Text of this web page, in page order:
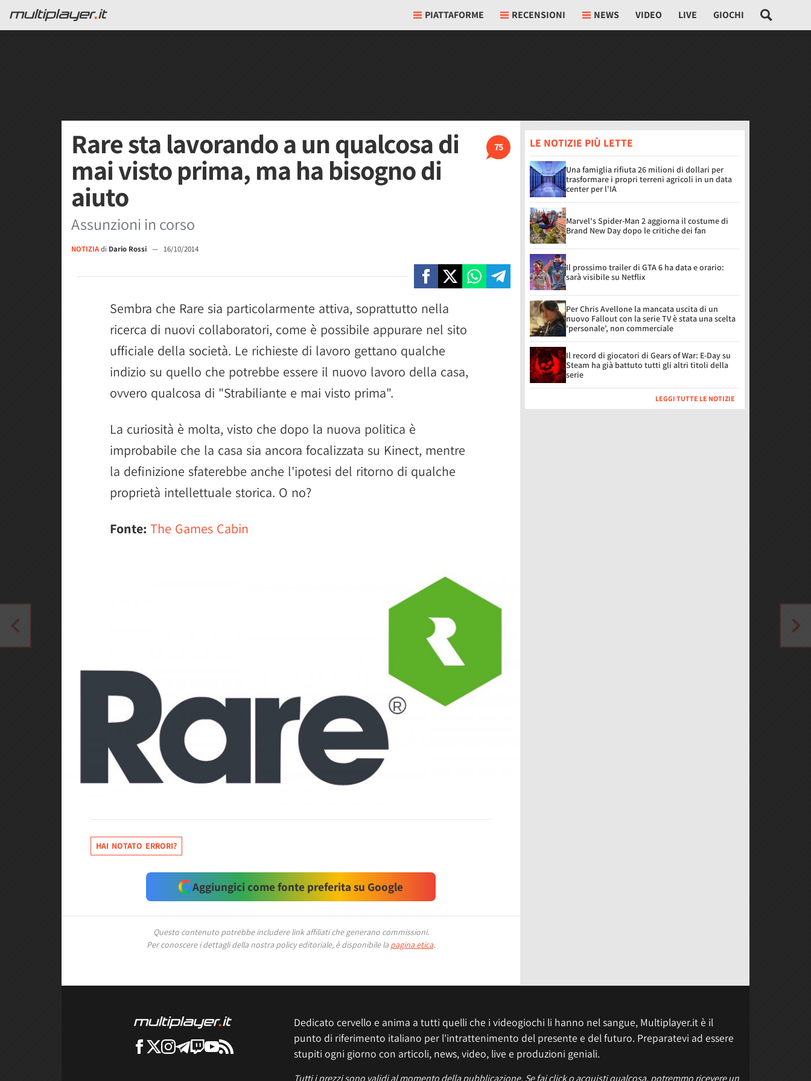
PIATTAFORME RECENSIONI NEWS VIDEO LIVE GIOCHI
75
Rare sta lavorando a un qualcosa di
mai visto prima, ma ha bisogno di
aiuto
Assunzioni in corso
NOTIZIAdi Dario Rossi — 16/10/2014
Sembra che Rare sia particolarmente attiva, soprattutto nella
ricerca di nuovi collaboratori, come è possibile appurare nel sito
ufficiale della società. Le richieste di lavoro gettano qualche
indizio su quello che potrebbe essere il nuovo lavoro della casa,
ovvero qualcosa di "Strabiliante e mai visto prima".
La curiosità è molta, visto che dopo la nuova politica è
improbabile che la casa sia ancora focalizzata su Kinect, mentre
la definizione sfaterebbe anche l'ipotesi del ritorno di qualche
proprietà intellettuale storica. O no?
Fonte: The Games Cabin
HAI NOTATO ERRORI?
Aggiungici come fonte preferita su Google
Questo contenuto potrebbe includere link affiliati che generano commissioni.
Per conoscere i dettagli della nostra policy editoriale, è disponibile la pagina etica.
LE NOTIZIE PIÙ LETTE
Una famiglia rifiuta 26 milioni di dollari per
trasformare i propri terreni agricoli in un data
center per l'IA
Marvel's Spider-Man 2 aggiorna il costume di
Brand New Day dopo le critiche dei fan
Il prossimo trailer di GTA 6 ha data e orario:
sarà visibile su Netflix
Per Chris Avellone la mancata uscita di un
nuovo Fallout con la serie TV è stata una scelta
'personale', non commerciale
Il record di giocatori di Gears of War: E-Day su
Steam ha già battuto tutti gli altri titoli della
serie
LEGGI TUTTE LE NOTIZIE
Dedicato cervello e anima a tutti quelli che i videogiochi li hanno nel sangue, Multiplayer.it è il
punto di riferimento italiano per l'intrattenimento del presente e del futuro. Preparatevi ad essere
stupiti ogni giorno con articoli, news, video, live e produzioni geniali.
Tutti i prezzi sono validi al momento della pubblicazione. Se fai click o acquisti qualcosa, potremmo ricevere un